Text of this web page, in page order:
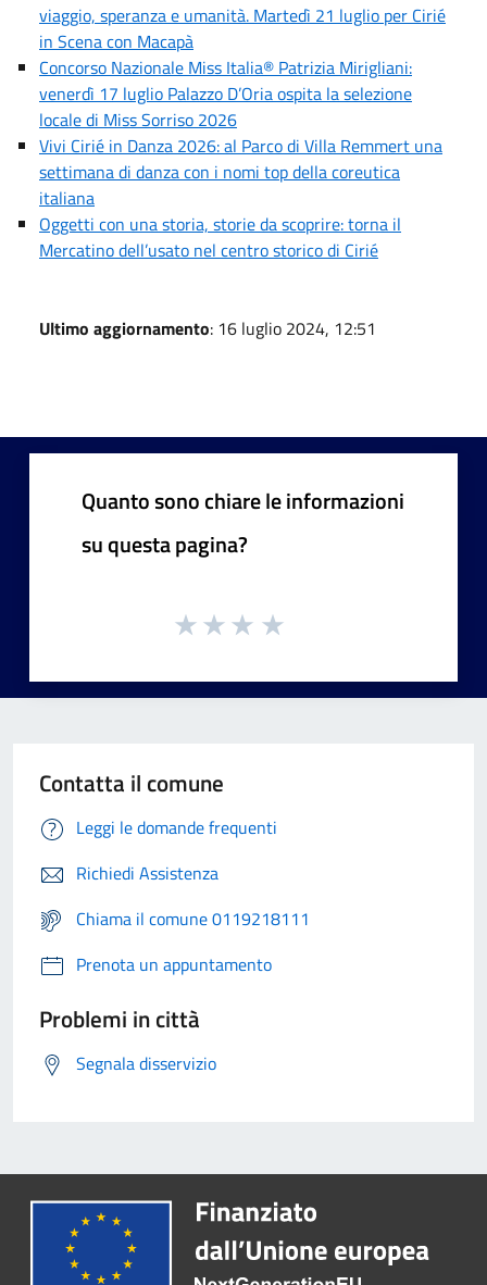
viaggio, speranza e umanità. Martedì 21 luglio per Cirié
in Scena con Macapà
Concorso Nazionale Miss Italia® Patrizia Mirigliani:
venerdì 17 luglio Palazzo D’Oria ospita la selezione
locale di Miss Sorriso 2026
Vivi Cirié in Danza 2026: al Parco di Villa Remmert una
settimana di danza con i nomi top della coreutica
italiana
Oggetti con una storia, storie da scoprire: torna il
Mercatino dell’usato nel centro storico di Cirié
Ultimo aggiornamento: 16 luglio 2024, 12:51
Quanto sono chiare le informazioni
su questa pagina?
Contatta il comune
Leggi le domande frequenti
Richiedi Assistenza
Chiama il comune 0119218111
Prenota un appuntamento
Problemi in città
Segnala disservizio